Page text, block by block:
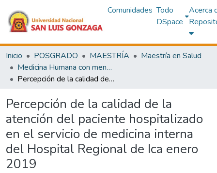
Comunidades Todo
DSpace
Acerca
Inicio POSGRADO MAESTRÍA
Maestría en Salud
Medicina Humana con mención en Gestión de Servicios de Salud
Percepción de la calidad de la atención del paciente hospitalizado en el servicio de medicina interna del Hospital Regional de Ica enero 2019
Percepción de la calidad de la
atención del paciente hospitalizado
en el servicio de medicina interna
del Hospital Regional de Ica enero
2019